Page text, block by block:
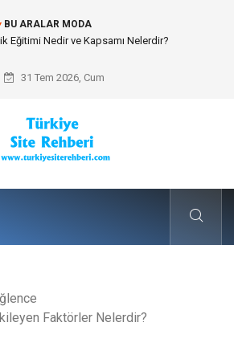
BU ARALAR MODA
Akademik Spor Topluluklarında Kurumsal
31 Tem 2026, Cum
Faktörler Nelerdir?